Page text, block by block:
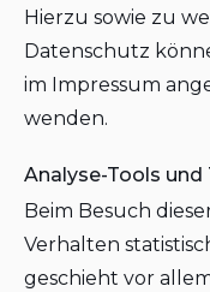
Hierzu sowie zu
Datenschutz
im Impressum
wenden.
Analyse-Tools
Beim Besuch
Verhalten
geschieht vor